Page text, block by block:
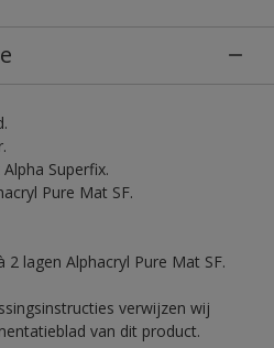
Superfix.
Pure Mat SF.
lagen Alphacryl Pure Mat SF.
verwijzen wij
van dit product.